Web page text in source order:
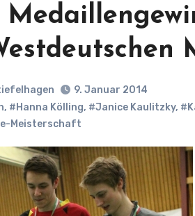
9. Januar 2014
, #Hanna Kölling, #Janice Kaulitzky,
Meisterschaft